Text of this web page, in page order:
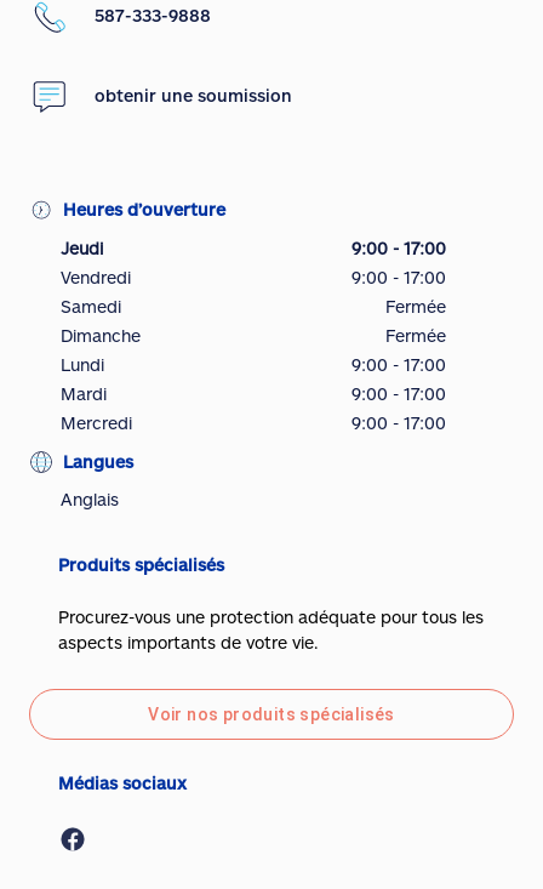
587-333-9888
obtenir une soumission
Heures d’ouverture
Jeudi
9:00 - 17:00
Vendredi
9:00 - 17:00
Samedi
Fermée
Dimanche
Fermée
Lundi
9:00 - 17:00
Mardi
9:00 - 17:00
Mercredi
9:00 - 17:00
Langues
Anglais
Produits spécialisés
Procurez-vous une protection adéquate pour tous les
aspects importants de votre vie.
Voir nos produits spécialisés
Médias sociaux